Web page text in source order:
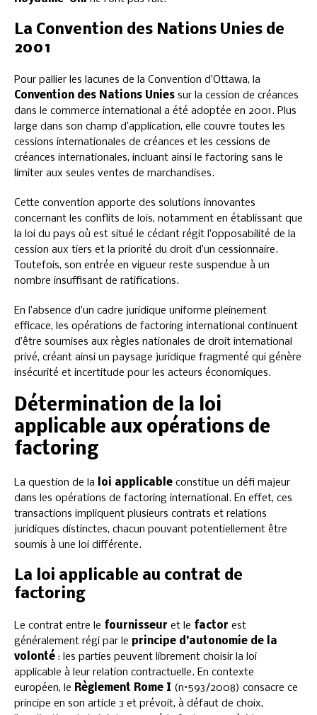
La Convention des Nations Unies de
2001
Pour pallier les lacunes de la Convention d’Ottawa, la
Convention des Nations Unies sur la cession de créances
dans le commerce international a été adoptée en 2001. Plus
large dans son champ d’application, elle couvre toutes les
cessions internationales de créances et les cessions de
créances internationales, incluant ainsi le factoring sans le
limiter aux seules ventes de marchandises.
Cette convention apporte des solutions innovantes
concernant les conflits de lois, notamment en établissant que
la loi du pays où est situé le cédant régit l’opposabilité de la
cession aux tiers et la priorité du droit d’un cessionnaire.
Toutefois, son entrée en vigueur reste suspendue à un
nombre insuffisant de ratifications.
En l’absence d’un cadre juridique uniforme pleinement
efficace, les opérations de factoring international continuent
d’être soumises aux règles nationales de droit international
privé, créant ainsi un paysage juridique fragmenté qui génère
insécurité et incertitude pour les acteurs économiques.
Détermination de la loi
applicable aux opérations de
factoring
La question de la loi applicable constitue un défi majeur
dans les opérations de factoring international. En effet, ces
transactions impliquent plusieurs contrats et relations
juridiques distinctes, chacun pouvant potentiellement être
soumis à une loi différente.
La loi applicable au contrat de
factoring
Le contrat entre le fournisseur et le factor est
généralement régi par le principe d’autonomie de la
volonté : les parties peuvent librement choisir la loi
applicable à leur relation contractuelle. En contexte
européen, le Règlement Rome I (n°593/2008) consacre ce
principe en son article 3 et prévoit, à défaut de choix,